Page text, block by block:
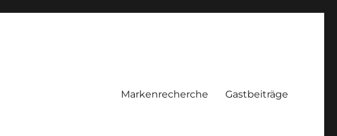
Markenrecherche Gastbeiträge